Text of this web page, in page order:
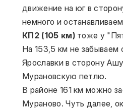
движение на юг в
КП2 (105 км) тоже у
На 153,5 км не забываем
Ярославки в сторону
Мурановскую петлю.
В районе 161 км можно
Мураново. Чуть далее,